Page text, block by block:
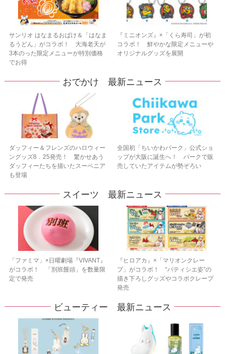
サンリオ はなまるおばけ＆「はなま
るうどん」がコラボ！ 大海老天が
3本のった限定メニューが特別価格
でお得
『ミニオンズ』×「くら寿司」が初
コラボ！ 鮮やかな限定メニューや
オリジナルグッズを展開
おでかけ 最新ニュース
ダッフィー＆フレンズのハロウィー
ングッズ8．25発売！ 驚かせあう
ダッフィーたちを描いたスーベニア
も登場
全国初「ちいかわパーク」公式ショ
ップが大阪に誕生へ！ パークで販
売していたアイテムが勢ぞろい
スイーツ 最新ニュース
「ファミマ」×日曜劇場『VIVANT』
がコラボ！ 「別班饅頭」を数量限
定で発売
『ヒロアカ』×「マリオンクレー
プ」がコラボ！ “パティシエ姿”の
描き下ろしグッズやコラボクレープ
発売
ビューティー 最新ニュース